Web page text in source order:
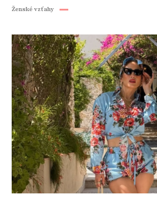
Ženské vzťahy